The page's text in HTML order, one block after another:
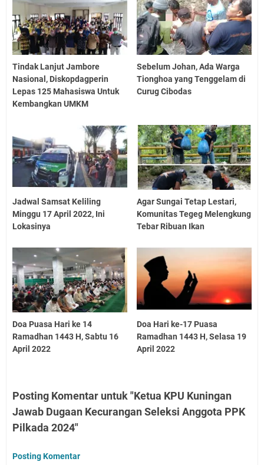
Tindak Lanjut Jambore
Nasional, Diskopdagperin
Lepas 125 Mahasiswa Untuk
Kembangkan UMKM
Sebelum Johan, Ada Warga
Tionghoa yang Tenggelam di
Curug Cibodas
Jadwal Samsat Keliling
Minggu 17 April 2022, Ini
Lokasinya
Agar Sungai Tetap Lestari,
Komunitas Tegeg Melengkung
Tebar Ribuan Ikan
Doa Puasa Hari ke 14
Ramadhan 1443 H, Sabtu 16
April 2022
Doa Hari ke-17 Puasa
Ramadhan 1443 H, Selasa 19
April 2022
Posting Komentar untuk "Ketua KPU Kuningan
Jawab Dugaan Kecurangan Seleksi Anggota PPK
Pilkada 2024"
Posting Komentar